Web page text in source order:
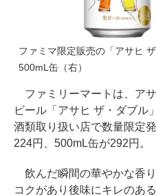
ファミマ限定販売の「アサヒ
500mL缶（右）
ファミリーマートは、ア
ビール「アサヒ ザ・ダブル
酒類取り扱い店で数量限定
224円、500mL缶が292円。
飲んだ瞬間の華やかな香
コクがあり後味にキレのあ